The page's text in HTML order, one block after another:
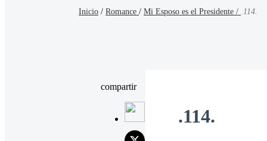
Inicio / Romance / Mi Esposo es el Presidente / .114.
compartir
.114.